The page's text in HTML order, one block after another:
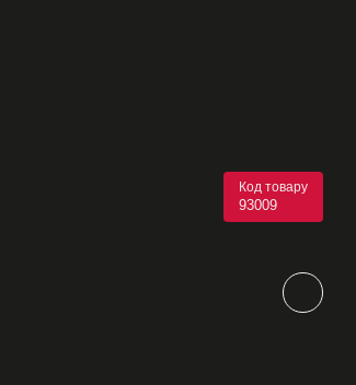
Код товару
93009